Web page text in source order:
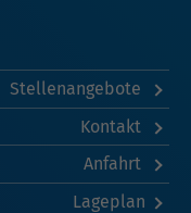
Stellenangebote
Kontakt
Anfahrt
Lageplan